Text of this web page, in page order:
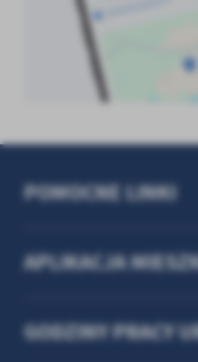
POMOCNE LINKI
APLIKACJA
GODZINY PRACY